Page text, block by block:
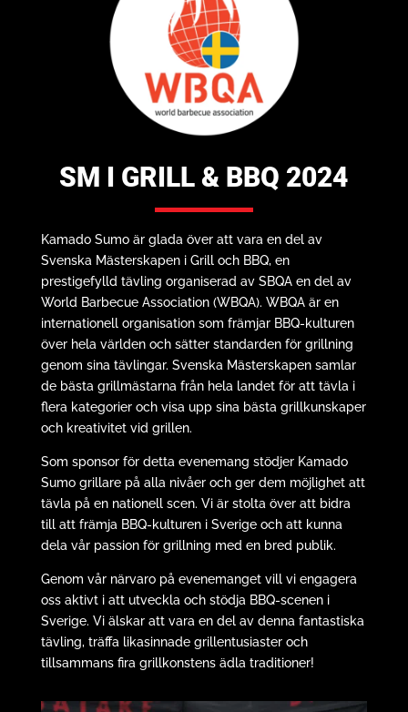
SM I GRILL & BBQ 2024
Kamado Sumo är glada över att vara en del av
Svenska Mästerskapen i Grill och BBQ, en
prestigefylld tävling organiserad av SBQA en del av
World Barbecue Association (WBQA). WBQA är en
internationell organisation som främjar BBQ-kulturen
över hela världen och sätter standarden för grillning
genom sina tävlingar. Svenska Mästerskapen samlar
de bästa grillmästarna från hela landet för att tävla i
flera kategorier och visa upp sina bästa grillkunskaper
och kreativitet vid grillen.
Som sponsor för detta evenemang stödjer Kamado
Sumo grillare på alla nivåer och ger dem möjlighet att
tävla på en nationell scen. Vi är stolta över att bidra
till att främja BBQ-kulturen i Sverige och att kunna
dela vår passion för grillning med en bred publik.
Genom vår närvaro på evenemanget vill vi engagera
oss aktivt i att utveckla och stödja BBQ-scenen i
Sverige. Vi älskar att vara en del av denna fantastiska
tävling, träffa likasinnade grillentusiaster och
tillsammans fira grillkonstens ädla traditioner!